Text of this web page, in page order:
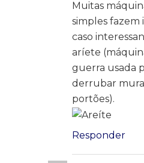
Muitas
simples fazem
caso
aríete
guerra usada
derrubar
portões).
Responder